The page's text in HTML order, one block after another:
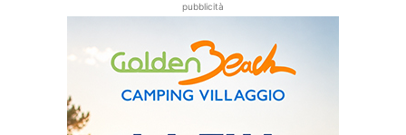
pubblicità